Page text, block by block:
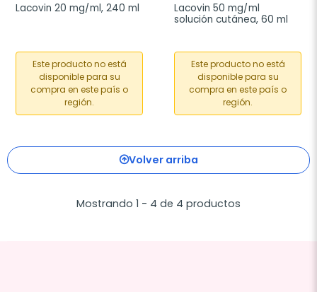
Lacovin 20 mg/ml, 240 ml
Este producto no está
disponible para su
compra en este país o
región.
Lacovin 50 mg/ml
solución cutánea, 60 ml
Este producto no está
disponible para su
compra en este país o
región.
Volver arriba
Mostrando 1 - 4 de 4 productos